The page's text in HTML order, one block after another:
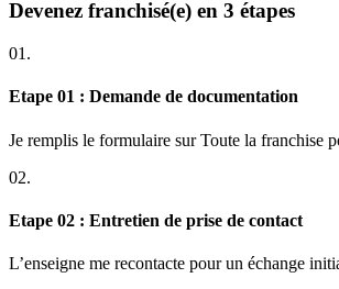
Des partenaires solides
Une formation et un accompagnement
Des outils performants
Une équipe spécialement dédiée à votre
Devenez franchisé(e) en 3 étapes
01.
Etape 01 : Demande de documentation
Je remplis le formulaire sur Toute la franchise
02.
Etape 02 : Entretien de prise de contact
L’enseigne me recontacte pour un échange